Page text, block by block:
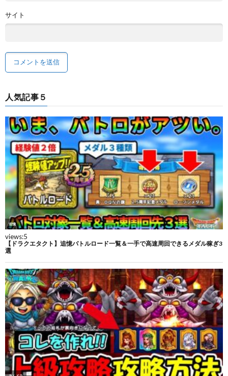
サイト
人気記事５